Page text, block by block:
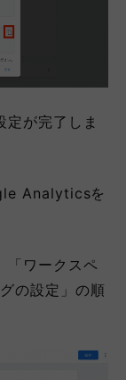
が完了しま
Analyticsを
ワークスペ
の設定」の順